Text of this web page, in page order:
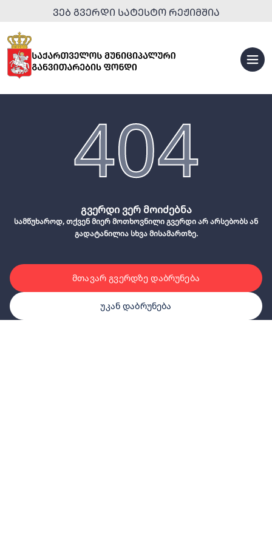
ᲕᲔᲑ ᲒᲕᲔᲠᲓᲘ ᲡᲐᲢᲔᲡᲢᲝ ᲠᲔᲟᲘᲛᲨᲘᲐ
404
გვერდი ვერ მოიძებნა
სამწუხაროდ, თქვენ მიერ მოთხოვნილი გვერდი არ არსებობს ან
გადატანილია სხვა მისამართზე.
მთავარ გვერდზე დაბრუნება
უკან დაბრუნება